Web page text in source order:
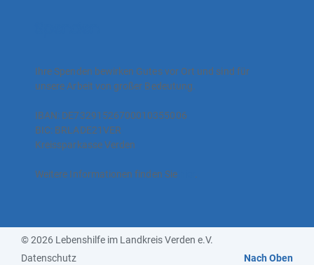
Ihre Spenden bewirken Gutes vor Ort und sind für
unsere Arbeit von großer Bedeutung.
IBAN: DE73291526700010355006
BIC: BRLADE21VER
Kreissparkasse Verden
Weitere Informationen finden Sie .
© 2026 Lebenshilfe im Landkreis Verden e.V.
Datenschutz
Nach Oben